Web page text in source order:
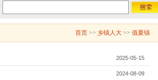
首页 >> 乡镇人大 >> 值夏镇
2025-05-15
2024-08-09